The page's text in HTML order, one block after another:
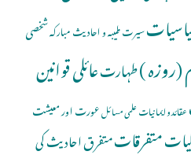
سیرت طیبہ و احادیث مبارکہشخصی
)طہارتعائلی قوانین
عقائد و ایمانیاتعلمی مسائلعورت اور معیشت
متفرقاتمتفرق احادیث کی